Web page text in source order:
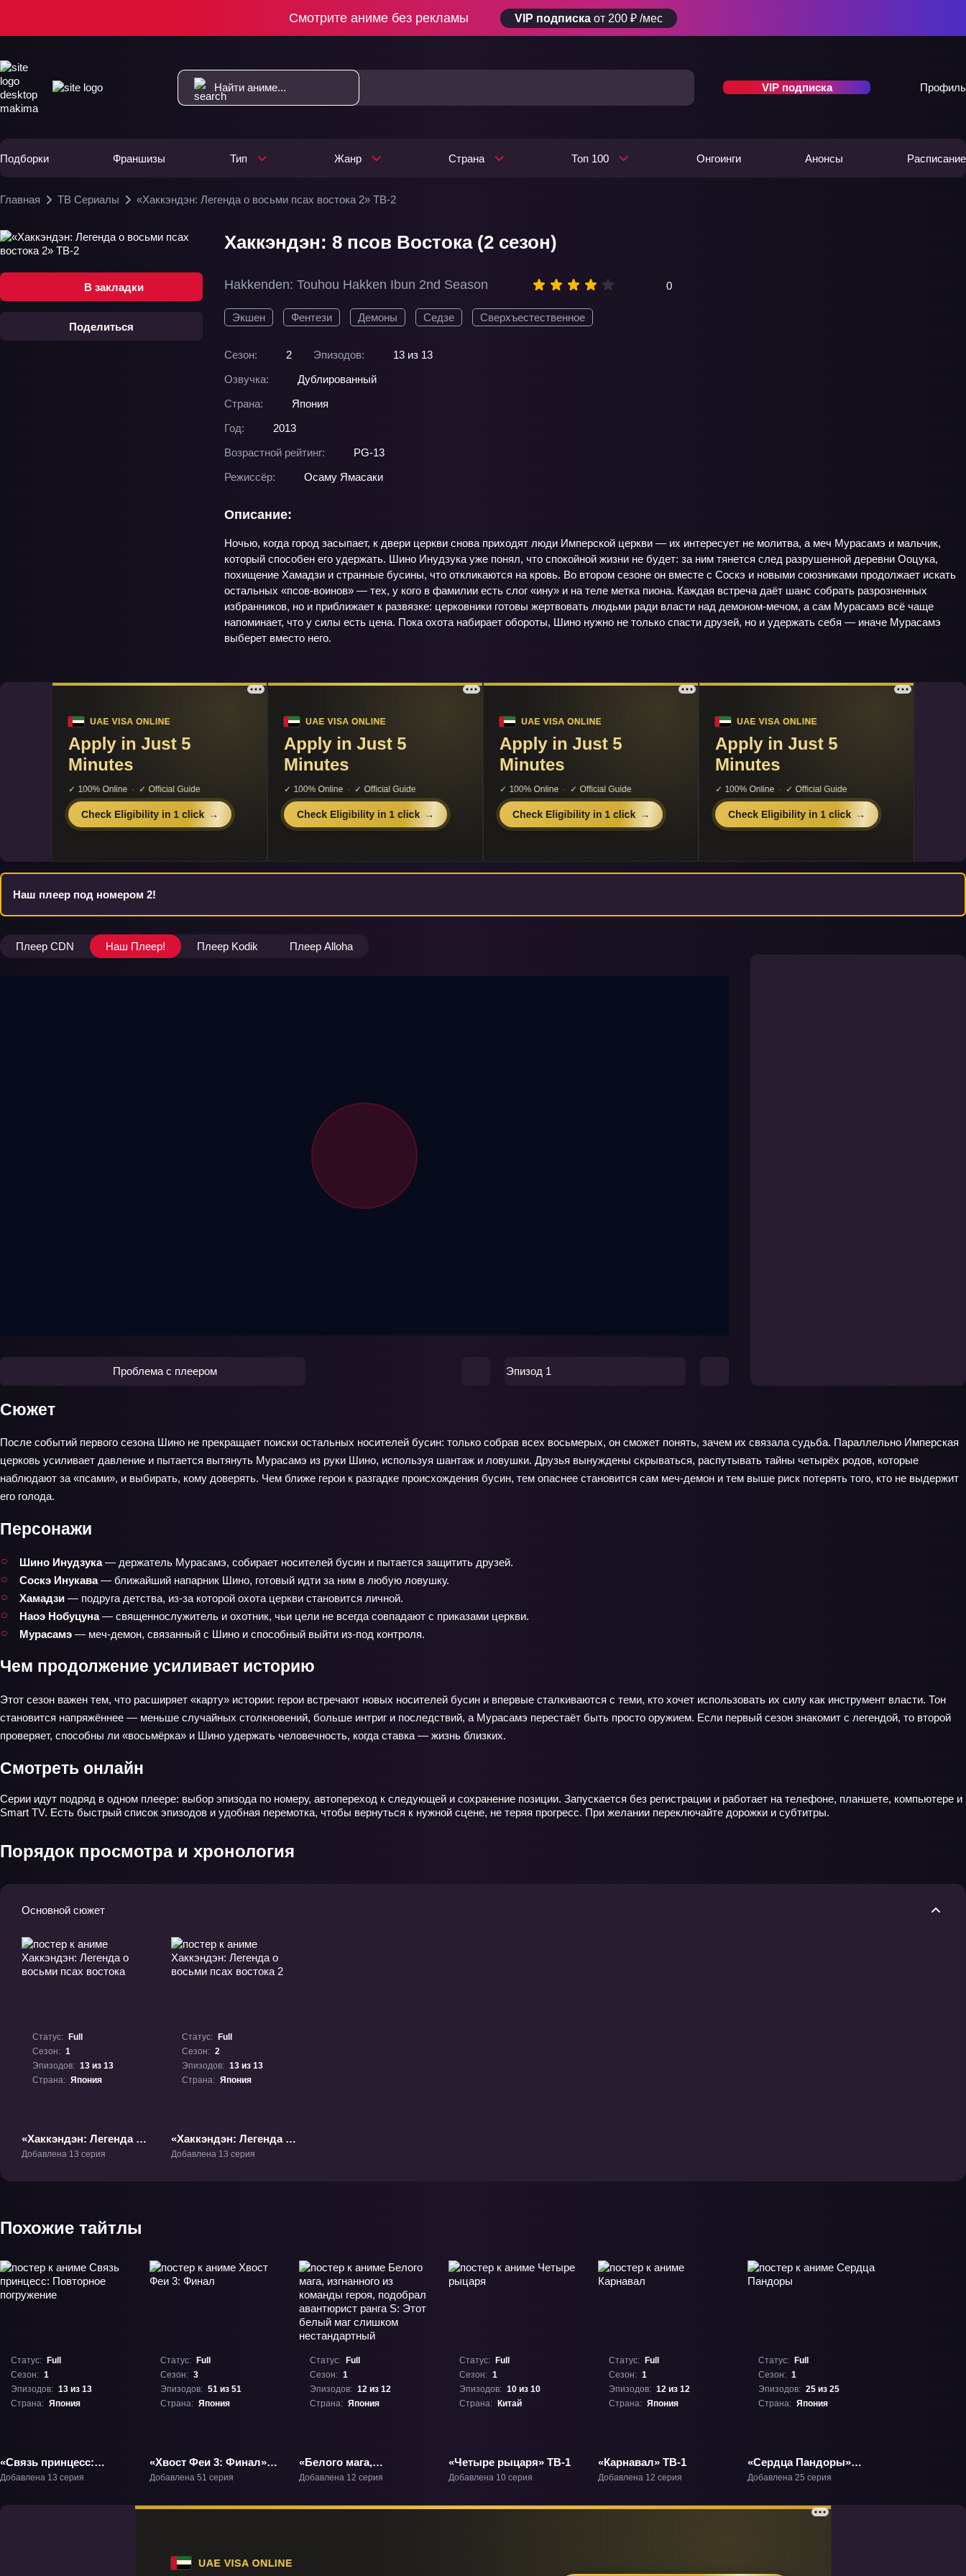
Смотрите аниме без рекламы VIP подписка от 200 ₽ /мес
VIP подписка Профиль
Подборки Франшизы Тип Жанр Страна Топ 100 Онгоинги Анонсы Расписание
Главная ТВ Сериалы «Хаккэндэн: Легенда о восьми псах востока 2» ТВ-2
В закладки
Поделиться
Хаккэндэн: 8 псов Востока (2 сезон)
Hakkenden: Touhou Hakken Ibun 2nd Season 0
Экшен Фентези Демоны Седзе Сверхъестественное
Сезон: 2 Эпизодов:
13 из 13
Озвучка:
Дублированный
Страна:
Япония
Год:
2013
Возрастной рейтинг:
PG-13
Режиссёр:
Осаму Ямасаки
Описание:
Ночью, когда город засыпает, к двери церкви снова приходят люди Имперской церкви — их интересует не молитва, а меч Мурасамэ и мальчик,
который способен его удержать. Шино Инудзука уже понял, что спокойной жизни не будет: за ним тянется след разрушенной деревни Ооцука,
похищение Хамадзи и странные бусины, что откликаются на кровь. Во втором сезоне он вместе с Соскэ и новыми союзниками продолжает искать
остальных «псов‑воинов» — тех, у кого в фамилии есть слог «ину» и на теле метка пиона. Каждая встреча даёт шанс собрать разрозненных
избранников, но и приближает к развязке: церковники готовы жертвовать людьми ради власти над демоном‑мечом, а сам Мурасамэ всё чаще
напоминает, что у силы есть цена. Пока охота набирает обороты, Шино нужно не только спасти друзей, но и удержать себя — иначе Мурасамэ
выберет вместо него.
Наш плеер под номером 2!
Плеер CDN Наш Плеер! Плеер Kodik Плеер Alloha
Проблема с плеером Эпизод 1
Сюжет
После событий первого сезона Шино не прекращает поиски остальных носителей бусин: только собрав всех восьмерых, он сможет понять, зачем их связала судьба. Параллельно Имперская
церковь усиливает давление и пытается вытянуть Мурасамэ из руки Шино, используя шантаж и ловушки. Друзья вынуждены скрываться, распутывать тайны четырёх родов, которые
наблюдают за «псами», и выбирать, кому доверять. Чем ближе герои к разгадке происхождения бусин, тем опаснее становится сам меч‑демон и тем выше риск потерять того, кто не выдержит
его голода.
Персонажи
Шино Инудзука— держатель Мурасамэ, собирает носителей бусин и пытается защитить друзей.
Соскэ Инукава— ближайший напарник Шино, готовый идти за ним в любую ловушку.
Хамадзи — подруга детства, из‑за которой охота церкви становится личной.
Наоэ Нобуцуна— священнослужитель и охотник, чьи цели не всегда совпадают с приказами церкви.
Мурасамэ — меч‑демон, связанный с Шино и способный выйти из‑под контроля.
Чем продолжение усиливает историю
Этот сезон важен тем, что расширяет «карту» истории: герои встречают новых носителей бусин и впервые сталкиваются с теми, кто хочет использовать их силу как инструмент власти. Тон
становится напряжённее — меньше случайных столкновений, больше интриг и последствий, а Мурасамэ перестаёт быть просто оружием. Если первый сезон знакомит с легендой, то второй
проверяет, способны ли «восьмёрка» и Шино удержать человечность, когда ставка — жизнь близких.
Смотреть онлайн
Серии идут подряд в одном плеере: выбор эпизода по номеру, автопереход к следующей и сохранение позиции. Запускается без регистрации и работает на телефоне, планшете, компьютере и
Smart TV. Есть быстрый список эпизодов и удобная перемотка, чтобы вернуться к нужной сцене, не теряя прогресс. При желании переключайте дорожки и субтитры.
Порядок просмотра и хронология
Основной сюжет
Статус:
Full
Сезон: 1
Эпизодов: 13 из 13
Страна: Япония
«Хаккэндэн: Легенда о
восьми псах востока»
Добавлена 13 серия
Статус:
Full
Сезон: 2
Эпизодов: 13 из 13
Страна: Япония
«Хаккэндэн: Легенда о
восьми псах востока 2»
Добавлена 13 серия
Похожие тайтлы
Статус:
Full
Сезон: 1
Эпизодов: 13 из 13
Страна: Япония
«Связь принцесс:
Повторное погружение»
Добавлена 13 серия
Статус:
Full
Сезон: 3
Эпизодов: 51 из 51
Страна: Япония
«Хвост Феи 3: Финал»
ТВ-3
Добавлена 51 серия
Статус:
Full
Сезон: 1
Эпизодов: 12 из 12
Страна: Япония
«Белого мага,
изгнанного из команды
авантюрист ранга S:
Добавлена 12 серия
Статус:
Full
Сезон: 1
Эпизодов: 10 из 10
Страна:
Китай
«Четыре рыцаря» ТВ-1
Добавлена 10 серия
Статус:
Full
Сезон: 1
Эпизодов: 12 из 12
Страна: Япония
«Карнавал» ТВ-1
Добавлена 12 серия
Статус:
Full
Сезон: 1
Эпизодов: 25 из 25
Страна: Япония
«Сердца Пандоры»
ТВ-1
Добавлена 25 серия